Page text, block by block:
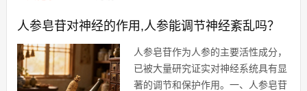
人参皂苷对神经的作用,人参能调节神经紊乱吗？
人参皂苷作为人参的主要活性成分，
已被大量研究证实对神经系统具有显
著的调节和保护作用。一、人参皂苷